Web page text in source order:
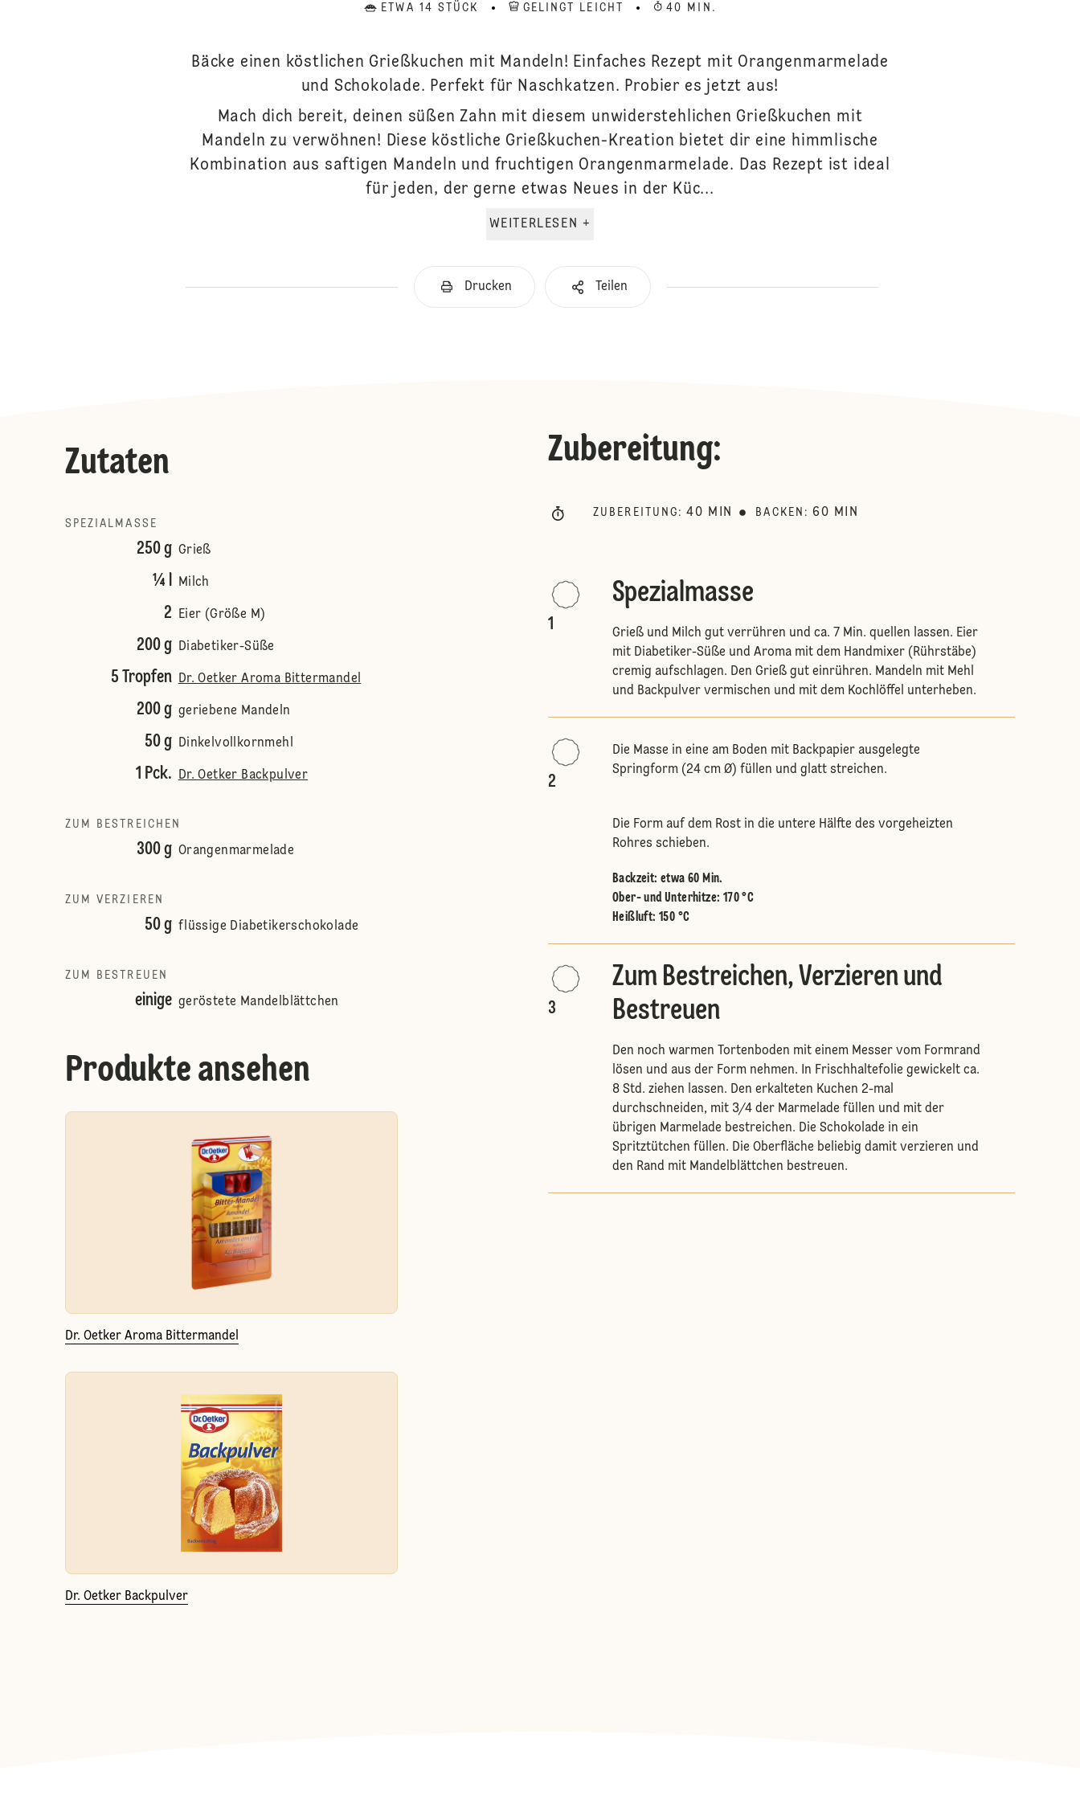
ETWA 14 STÜCK GELINGT LEICHT 40 MIN.
Bäcke einen köstlichen Grießkuchen mit Mandeln! Einfaches Rezept mit Orangenmarmelade
und Schokolade. Perfekt für Naschkatzen. Probier es jetzt aus!
Mach dich bereit, deinen süßen Zahn mit diesem unwiderstehlichen Grießkuchen mit
Mandeln zu verwöhnen! Diese köstliche Grießkuchen-Kreation bietet dir eine himmlische
Kombination aus saftigen Mandeln und fruchtigen Orangenmarmelade. Das Rezept ist ideal
für jeden, der gerne etwas Neues in der Küc...
WEITERLESEN +
Drucken Teilen
Zutaten
SPEZIALMASSE
250 g Grieß
¼ l Milch
2 Eier (Größe M)
200 g Diabetiker-Süße
5 Tropfen Dr. Oetker Aroma Bittermandel
200 g geriebene Mandeln
50 g Dinkelvollkornmehl
1 Pck. Dr. Oetker Backpulver
ZUM BESTREICHEN
300 g Orangenmarmelade
ZUM VERZIEREN
50 g flüssige Diabetikerschokolade
ZUM BESTREUEN
einige geröstete Mandelblättchen
Produkte ansehen
Dr. Oetker Aroma Bittermandel
Dr. Oetker Backpulver
Zubereitung:
ZUBEREITUNG : 40 MIN BACKEN : 60 MIN
1
Spezialmasse
Grieß und Milch gut verrühren und ca. 7 Min. quellen lassen. Eier
mit Diabetiker-Süße und Aroma mit dem Handmixer (Rührstäbe)
cremig aufschlagen. Den Grieß gut einrühren. Mandeln mit Mehl
und Backpulver vermischen und mit dem Kochlöffel unterheben.
2
Die Masse in eine am Boden mit Backpapier ausgelegte
Springform (24 cm Ø) füllen und glatt streichen.
Die Form auf dem Rost in die untere Hälfte des vorgeheizten
Rohres schieben.
Backzeit: etwa 60 Min.
Ober- und Unterhitze: 170 °C
Heißluft: 150 °C
3
Zum Bestreichen, Verzieren und
Bestreuen
Den noch warmen Tortenboden mit einem Messer vom Formrand
lösen und aus der Form nehmen. In Frischhaltefolie gewickelt ca.
8 Std. ziehen lassen. Den erkalteten Kuchen 2-mal
durchschneiden, mit 3/4 der Marmelade füllen und mit der
übrigen Marmelade bestreichen. Die Schokolade in ein
Spritztütchen füllen. Die Oberfläche beliebig damit verzieren und
den Rand mit Mandelblättchen bestreuen.